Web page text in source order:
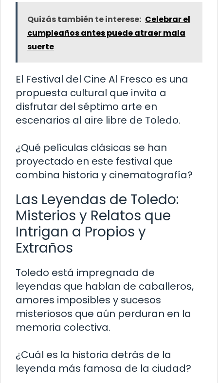
Quizás también te interese: Celebrar el
cumpleaños antes puede atraer mala
suerte
El Festival del Cine Al Fresco es una
propuesta cultural que invita a
disfrutar del séptimo arte en
escenarios al aire libre de Toledo.
¿Qué películas clásicas se han
proyectado en este festival que
combina historia y cinematografía?
Las Leyendas de Toledo:
Misterios y Relatos que
Intrigan a Propios y
Extraños
Toledo está impregnada de
leyendas que hablan de caballeros,
amores imposibles y sucesos
misteriosos que aún perduran en la
memoria colectiva.
¿Cuál es la historia detrás de la
leyenda más famosa de la ciudad?